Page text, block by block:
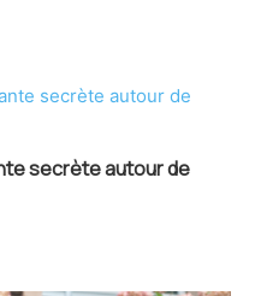
secrète autour de